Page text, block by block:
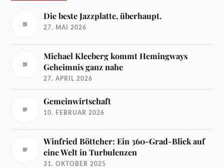
Die beste Jazzplatte, überhaupt.
27. MAI 2026
Michael Kleeberg kommt Hemingways
Geheimnis ganz nahe
27. APRIL 2026
Gemeinwirtschaft
10. FEBRUAR 2026
Winfried Böttcher: Ein 360-Grad-Blick auf
eine Welt in Turbulenzen
31. OKTOBER 2025